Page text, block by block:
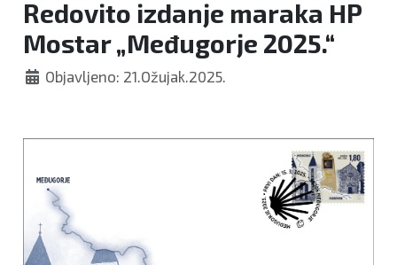
Redovito izdanje maraka HP
Mostar „Međugorje 2025.“
Objavljeno: 21.Ožujak.2025.